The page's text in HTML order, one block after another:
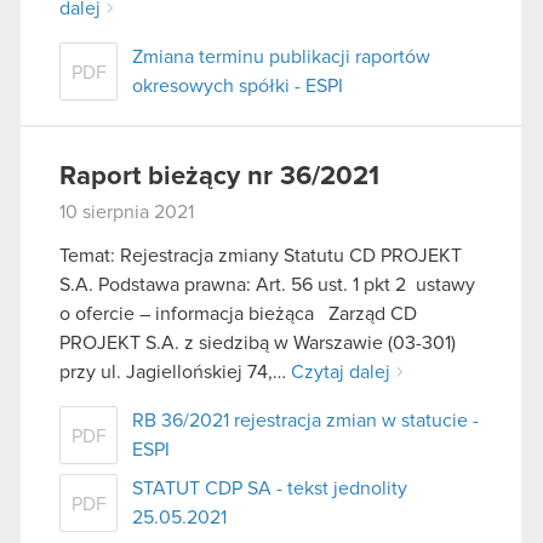
dalej
PDF
Zmiana terminu publikacji raportów
okresowych spółki - ESPI
Raport bieżący nr 36/2021
10 sierpnia 2021
Temat: Rejestracja zmiany Statutu CD PROJEKT
S.A. Podstawa prawna: Art. 56 ust. 1 pkt 2 ustawy
o ofercie – informacja bieżąca Zarząd CD
PROJEKT S.A. z siedzibą w Warszawie (03-301)
przy ul. Jagiellońskiej 74,… Czytaj dalej
PDF
RB 36/2021 rejestracja zmian w statucie -
ESPI
PDF
STATUT CDP SA - tekst jednolity
25.05.2021